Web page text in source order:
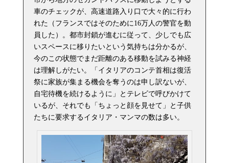
車のチェックが、高速道路入り口で大々的に行わ
れた（フランスではそのために16万人の警官を動
員した）。都市封鎖が進むに従って、少しでも広
いスペースに移りたいという気持ちは分かるが、
今のこの状態でまだ距離のある移動を試みる神経
は理解しがたい。「イタリアのコンテ首相は復活
祭に家族が集まる機会を奪うのは申し訳ないが、
自宅待機を続けるように」とテレビで呼びかけて
いるが、それでも「ちょっと顔を見せて」と子供
たちに要求するイタリア・マンマの数は多い。